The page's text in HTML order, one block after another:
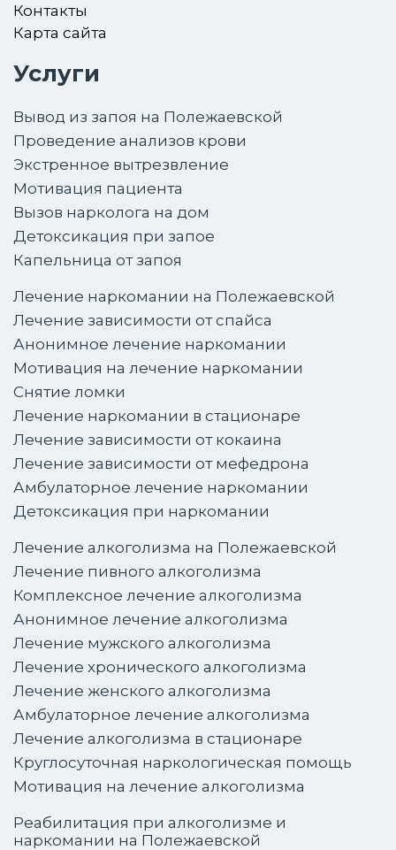
Контакты
Карта сайта
Услуги
Вывод из запоя на Полежаевской
Проведение анализов крови
Экстренное вытрезвление
Мотивация пациента
Вызов нарколога на дом
Детоксикация при запое
Капельница от запоя
Лечение наркомании на Полежаевской
Лечение зависимости от спайса
Анонимное лечение наркомании
Мотивация на лечение наркомании
Снятие ломки
Лечение наркомании в стационаре
Лечение зависимости от кокаина
Лечение зависимости от мефедрона
Амбулаторное лечение наркомании
Детоксикация при наркомании
Лечение алкоголизма на Полежаевской
Лечение пивного алкоголизма
Комплексное лечение алкоголизма
Анонимное лечение алкоголизма
Лечение мужского алкоголизма
Лечение хронического алкоголизма
Лечение женского алкоголизма
Амбулаторное лечение алкоголизма
Лечение алкоголизма в стационаре
Круглосуточная наркологическая помощь
Мотивация на лечение алкоголизма
Реабилитация при алкоголизме и
наркомании на Полежаевской